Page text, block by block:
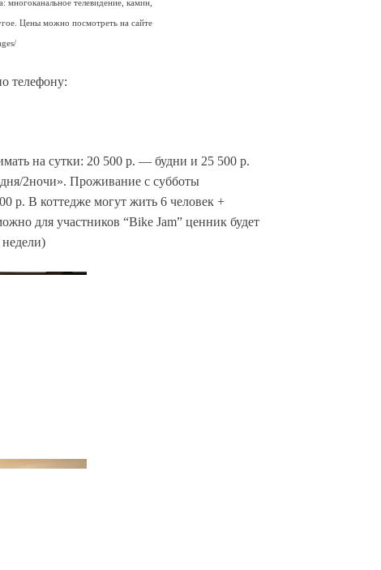
телевидение, камин,
Цены можно посмотреть на сайте
телефону:
на сутки: 20 500 р. — будни и 25 500 р.
2ночи». Проживание с субботы
р. В коттедже могут жить 6 человек +
для участников “Bike Jam” ценник будет